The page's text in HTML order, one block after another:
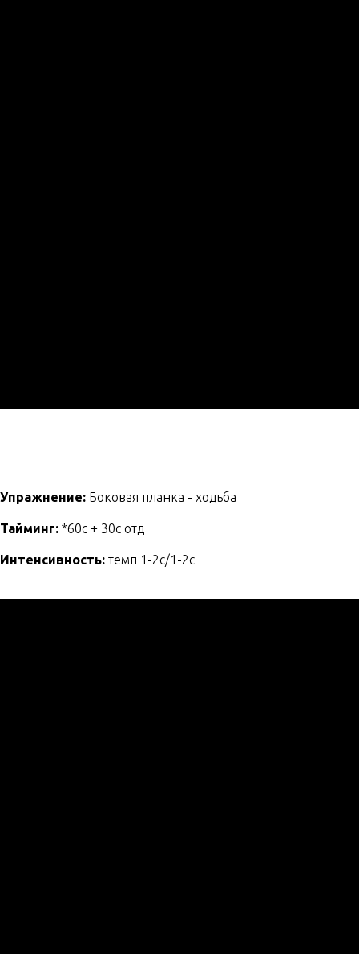
Упражнение: Боковая планка - ходьба
Тайминг: *60с + 30с отд
Интенсивность: темп 1-2с/1-2с